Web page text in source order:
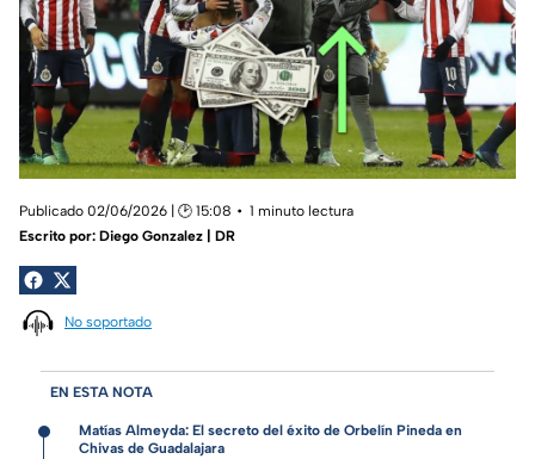
Publicado 02/06/2026 | 🕑 15:08
1 minuto lectura
Escrito por: Diego Gonzalez | DR
No soportado
EN ESTA NOTA
Matías Almeyda: El secreto del éxito de Orbelín Pineda en
Chivas de Guadalajara